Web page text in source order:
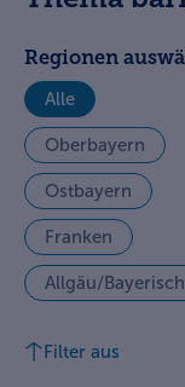
Regionen
Alle
Oberbayern
Ostbayern
Franken
Allgäu/
Filter aus